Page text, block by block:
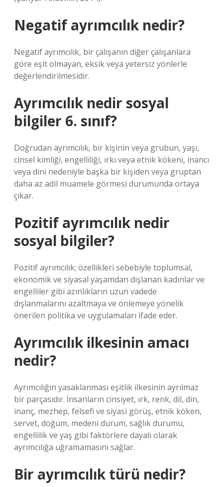
Negatif ayrımcılık nedir?
Negatif ayrımcılık, bir çalışanın diğer çalışanlara
göre eşit olmayan, eksik veya yetersiz yönlerle
değerlendirilmesidir.
Ayrımcılık nedir sosyal
bilgiler 6. sınıf?
Doğrudan ayrımcılık, bir kişinin veya grubun, yaşı,
cinsel kimliği, engelliliği, ırkı veya etnik kökeni, inancı
veya dini nedeniyle başka bir kişiden veya gruptan
daha az adil muamele görmesi durumunda ortaya
çıkar.
Pozitif ayrımcılık nedir
sosyal bilgiler?
Pozitif ayrımcılık; özellikleri sebebiyle toplumsal,
ekonomik ve siyasal yaşamdan dışlanan kadınlar ve
engelliler gibi azınlıkların uzun vadede
dışlanmalarını azaltmaya ve önlemeye yönelik
önerilen politika ve uygulamaları ifade eder.
Ayrımcılık ilkesinin amacı
nedir?
Ayrımcılığın yasaklanması eşitlik ilkesinin ayrılmaz
bir parçasıdır. İnsanların cinsiyet, ırk, renk, dil, din,
inanç, mezhep, felsefi ve siyasi görüş, etnik köken,
servet, doğum, medeni durum, sağlık durumu,
engellilik ve yaş gibi faktörlere dayalı olarak
ayrımcılığa uğramamasını sağlar.
Bir ayrımcılık türü nedir?